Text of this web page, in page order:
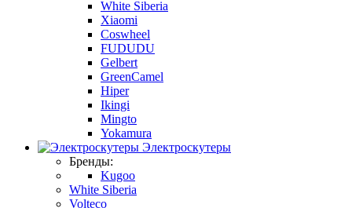
White Siberia
Xiaomi
Coswheel
FUDUDU
Gelbert
GreenCamel
Hiper
Ikingi
Mingto
Yokamura
Электроскутеры
Бренды:
Kugoo
White Siberia
Volteco